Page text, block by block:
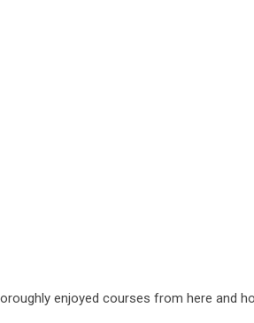
enjoyed courses from here and